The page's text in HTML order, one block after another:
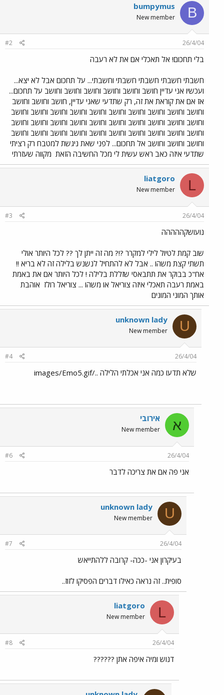
B
bumpymus
New member
26/4/04
#2
בלי תחכום! אל תאכלי אם את לא רעבה
חשבתי חשבתי חשבתי חשבתי וחשבתי... על תחכום אבל לא יצא...
ועכשיו אני עדיין חושב וחושב וחושב וחושב וחושב וחושב על תחכום...
אז אם את קוראת את זה, רק שתדעי שאני עדיין, חושב וחושב וחושב
וחושב וחושב וחושב וחושב וחושב וחושב וחושב וחושב וחושב וחושב
וחושב וחושב וחושב וחושב וחושב וחושב וחושב וחושב וחושב וחושב
וחושב וחושב וחושב וחושב וחושב וחושב וחושב וחושב וחושב וחושב
וחושב וחושב וחושב אל תחכום... לפני שאת ניגשת למטבח רק רציתי
שתדעי איזה כאב ראש עשית לי מכל החשיבה הזאת מקווה שעזרתי
L
liatgoro
New member
26/4/04
#3
נועושקההההה
שוב קמת לטיול לילי למקרר ?!? מה זה ייתן לך ?? לכל היותר אולי
תשתי קצת משהו .. אבל לא להתחיל לנשנש בלילה זה לא בריא !!
אח"כ בבוקר את תתבאסי שזללת בלילה ! לכל היותר אם את באמת
באמת רעבה תאכלי איזה צוריאל או משהו ... צוריאל רולז אוהבת
אותך המוני המונים
U
unknown lady
New member
26/4/04
#4
שלא תדעו כמה אני אכלתי הלילה ../images/Emo5.gif
א אירובי
New member
26/4/04
#6
אני פה אם את צריכה לדבר
U
unknown lady
New member
26/4/04
#7
בעיקרון אני -ככה- קרובה ללהתייאש
סופית.. זה נראה כאילו דברים הפסיקו לזוז..
L
liatgoro
New member
26/4/04
#8
דנוש ומיה איפה אתן ??????